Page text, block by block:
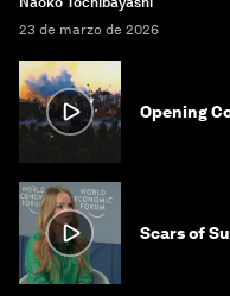
23 de marzo de 2026
Opening
Scars of